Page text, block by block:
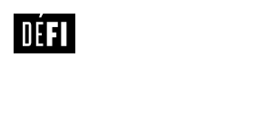
Aller
Défi